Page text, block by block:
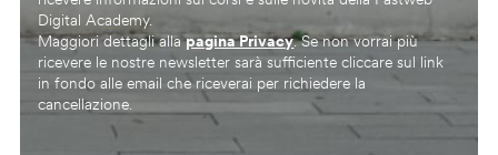
Digital Academy.
Maggiori dettagli allapagina Privacy. Se non vorrai più
ricevere le nostre newsletter sarà sufficiente cliccare sul link
in fondo alle email che riceverai per richiedere la
cancellazione.